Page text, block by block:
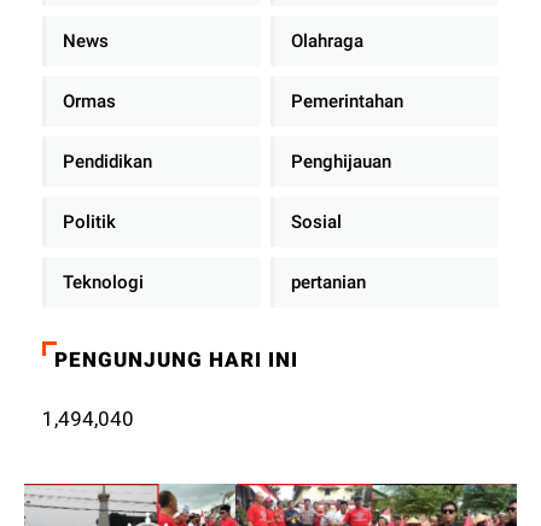
News Olahraga
Ormas Pemerintahan
Pendidikan Penghijauan
Politik Sosial
Teknologi pertanian
PENGUNJUNG HARI INI
1,494,040